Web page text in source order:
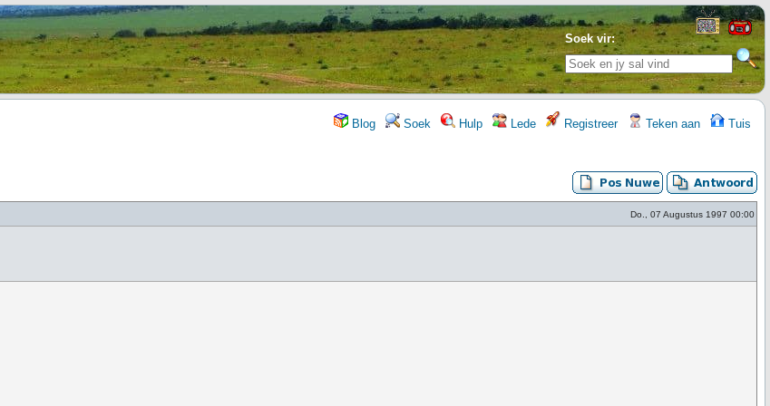
Soek vir:
Blog Soek Hulp Lede Registreer Teken aan Tuis
Do., 07 Augustus 1997 00:00